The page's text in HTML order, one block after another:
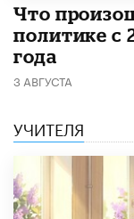
​Что
политике с
года
3 АВГУСТА
УЧИТЕЛЯ